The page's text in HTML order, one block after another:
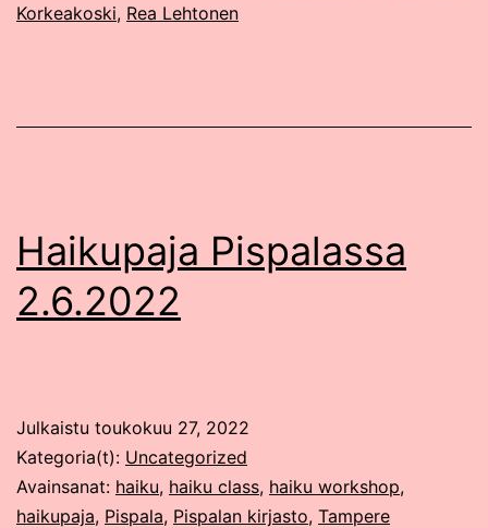
Korkeakoski, Rea Lehtonen
Haikupaja Pispalassa
2.6.2022
Julkaistu toukokuu 27, 2022
Kategoria(t): Uncategorized
Avainsanat: haiku, haiku class, haiku workshop,
haikupaja, Pispala, Pispalan kirjasto, Tampere